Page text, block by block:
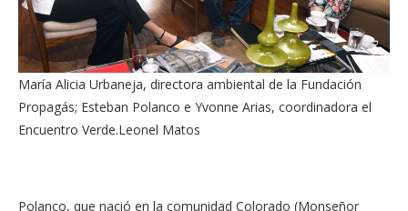
María Alicia Urbaneja, directora ambiental de la Fundación
Propagás; Esteban Polanco e Yvonne Arias, coordinadora el
Encuentro Verde.Leonel Matos
Polanco, que nació en la comunidad Colorado (Monseñor